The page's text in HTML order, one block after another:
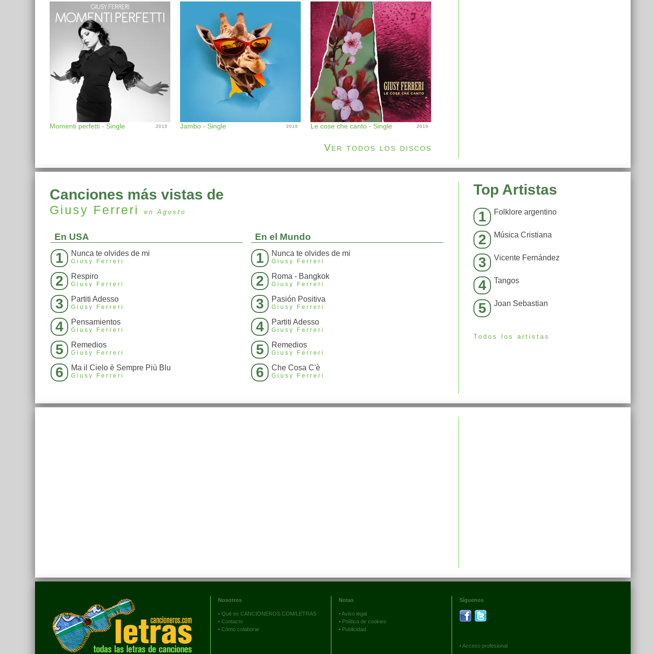
Momenti perfetti - Single 2019 Jambo - Single 2019 Le cose che canto - Single 2019
Ver todos los discos
Canciones más vistas de
Giusy Ferreri en Agosto
En USA
1 Nunca te olvides de mi
Giusy Ferreri
2 Respiro
Giusy Ferreri
3 Partiti Adesso
Giusy Ferreri
4 Pensamientos
Giusy Ferreri
5 Remedios
Giusy Ferreri
6 Ma il Cielo è Sempre Più Blu
Giusy Ferreri
En el Mundo
1 Nunca te olvides de mi
Giusy Ferreri
2 Roma - Bangkok
Giusy Ferreri
3 Pasión Positiva
Giusy Ferreri
4 Partiti Adesso
Giusy Ferreri
5 Remedios
Giusy Ferreri
6 Che Cosa C'è
Giusy Ferreri
Top Artistas
1 Folklore argentino
2 Música Cristiana
3 Vicente Fernández
4 Tangos
5 Joan Sebastian
Todos los artistas
Nosotros
• Qué es CANCIONEROS.COM/LETRAS
• Contacto
• Cómo colaborar
Notas
•Aviso legal
• Política de cookies
• Publicidad
Síguenos
•Acceso profesional